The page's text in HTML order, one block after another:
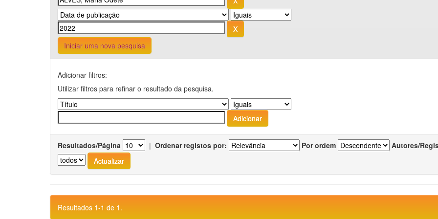
Iniciar uma nova pesquisa
Adicionar filtros:
Utilizar filtros para refinar o resultado da pesquisa.
Resultados/Página | Ordenar registos por: Por ordem Autores/
Resultados 1-1 de 1.